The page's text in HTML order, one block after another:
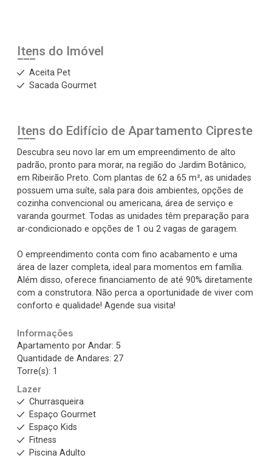
Itens do Imóvel
Aceita Pet
Sacada Gourmet
Itens do Edifício de Apartamento Cipreste
Descubra seu novo lar em um empreendimento de alto
padrão, pronto para morar, na região do Jardim Botânico,
em Ribeirão Preto. Com plantas de 62 a 65 m², as unidades
possuem uma suíte, sala para dois ambientes, opções de
cozinha convencional ou americana, área de serviço e
varanda gourmet. Todas as unidades têm preparação para
ar-condicionado e opções de 1 ou 2 vagas de garagem.
O empreendimento conta com fino acabamento e uma
área de lazer completa, ideal para momentos em família.
Além disso, oferece financiamento de até 90% diretamente
com a construtora. Não perca a oportunidade de viver com
conforto e qualidade! Agende sua visita!
Informações
Apartamento por Andar: 5
Quantidade de Andares: 27
Torre(s): 1
Lazer
Churrasqueira
Espaço Gourmet
Espaço Kids
Fitness
Piscina Adulto